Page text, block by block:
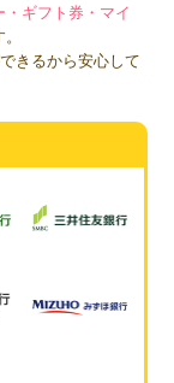
ギフト券・マイ
きるから安心して